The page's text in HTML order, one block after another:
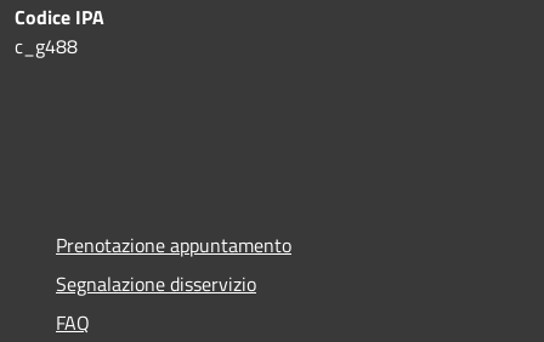
Codice IPA
c_g488
Prenotazione appuntamento
Segnalazione disservizio
FAQ